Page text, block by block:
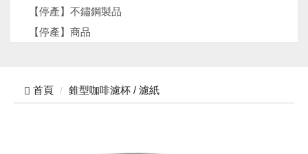
【停產】不鏽鋼製品
【停產】商品
首頁 錐型咖啡濾杯 / 濾紙